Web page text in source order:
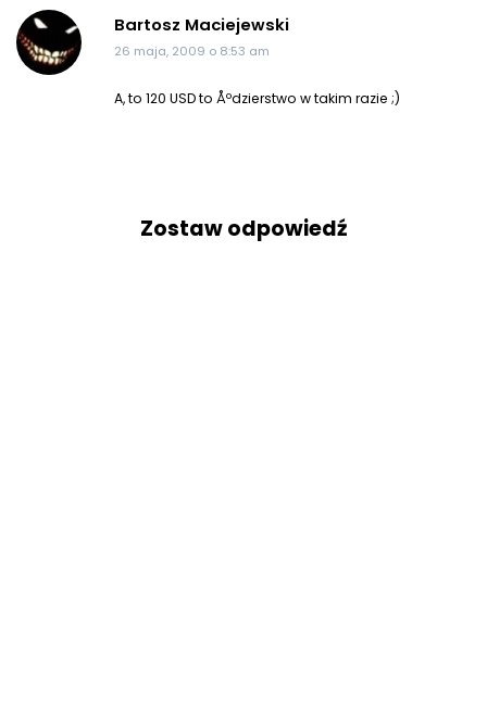
Bartosz Maciejewski
26 maja, 2009 o 8:53 am
A, to 120 USD to Åºdzierstwo w takim razie ;)
Zostaw odpowiedź